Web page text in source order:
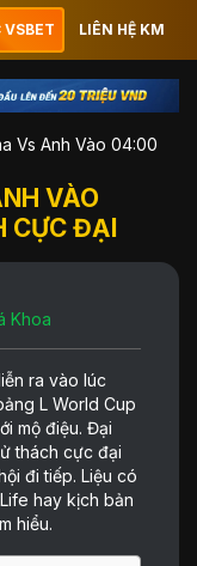
VSBET LIÊN HỆ KM
Vs Anh Vào 04:00
VÀO
ĐẠI
Khoa
ra vào lúc
L World Cup
mộ điệu. Đại
thách cực đại
đi tiếp. Liệu có
hay kịch bản
hiểu.